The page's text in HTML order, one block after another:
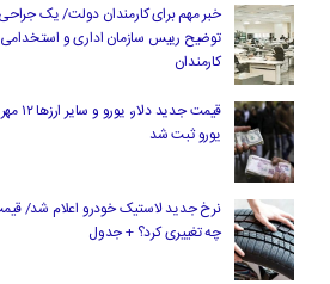
خبر مهم برای کارمندان دولت/ یک
توضیح رییس سازمان اداری و استخدامی
کارمندان
یورو ثبت شد
نرخ جدید لاستیک خودرو اعلام شد/
چه تغییری کرد؟ + جدول